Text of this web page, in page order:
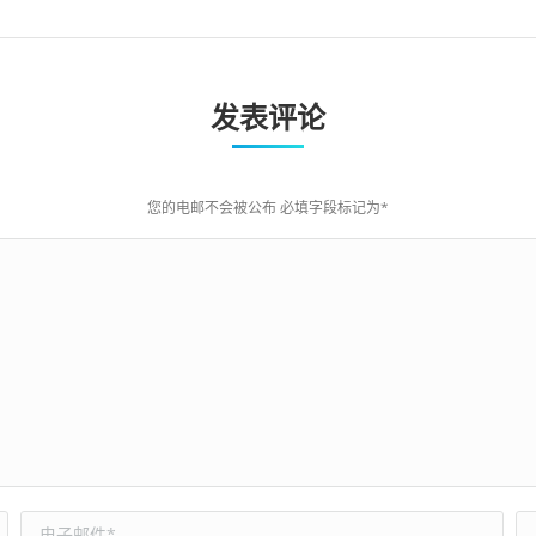
发表评论
您的电邮不会被公布 必填字段标记为*
电子邮件*